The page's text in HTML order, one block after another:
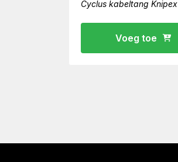
Cyclus kabeltang Knipex
Voeg toe